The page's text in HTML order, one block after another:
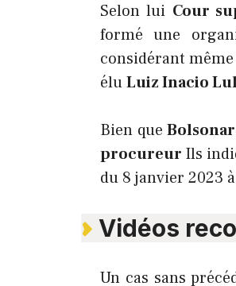
Selon lui Cour
formé une
considérant
éluLuiz Inacio
Bien que
procureur Ils
du 8 janvier 2023
Vidéos
Un cas sans